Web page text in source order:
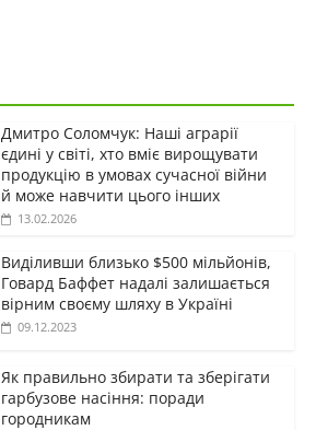
Дмитро Соломчук: Наші аграрії
єдині у світі, хто вміє вирощувати
продукцію в умовах сучасної війни
й може навчити цього інших
13.02.2026
Виділивши близько $500 мільйонів,
Говард Баффет надалі залишається
вірним своєму шляху в Україні
09.12.2023
Як правильно збирати та зберігати
гарбузове насіння: поради
городникам